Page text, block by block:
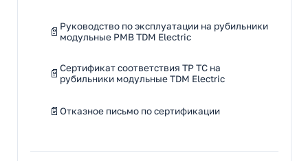
Руководство по эксплуатации на рубильники
модульные РМВ TDM Electric
Сертификат соответствия ТР ТС на
рубильники модульные TDM Electric
Отказное письмо по сертификации